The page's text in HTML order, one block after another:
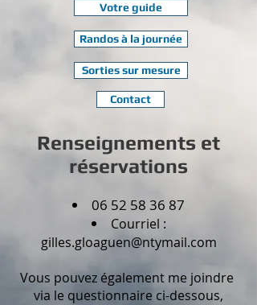
Votre guide
Randos à la journée
Sorties sur mesure
Contact
Renseignements et
réservations
06 52 58 36 87
Courriel :
gilles.gloaguen@ntymail.com
Vous pouvez également me joindre
via le questionnaire ci-dessous,